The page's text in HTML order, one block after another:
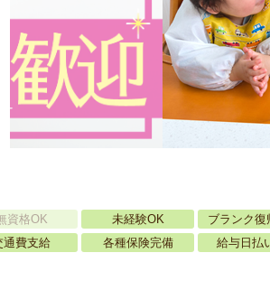
資格OK 未経験OK ブランク復
通費支給
各種保険完備 給与日払